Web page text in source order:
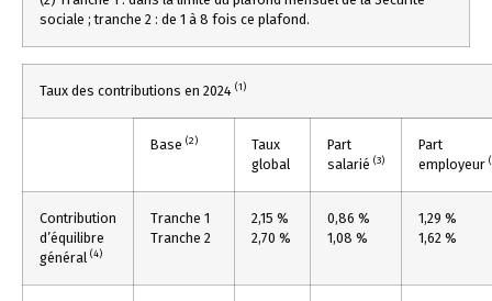
sociale ; tranche 2 : de 1 à 8 fois ce plafond.
Taux des contributions en 2024 (1)
Base (2)
Taux
global
Part
salarié (3)
Part
employeur
Contribution
d’équilibre
général (4)
Tranche 1
Tranche 2
2,15 %
2,70 %
0,86 %
1,08 %
1,29 %
1,62 %